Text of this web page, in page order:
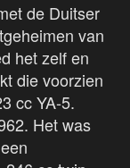
de Duitser
van
het zelf en
die voorzien
cc YA-5.
Het was